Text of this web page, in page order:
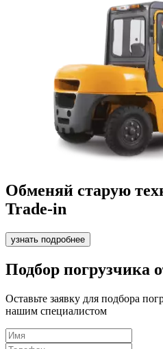
Обменяй старую
Trade-in
узнать подробнее
Подбор погрузчика
Оставьте заявку для подбора
нашим специалистом